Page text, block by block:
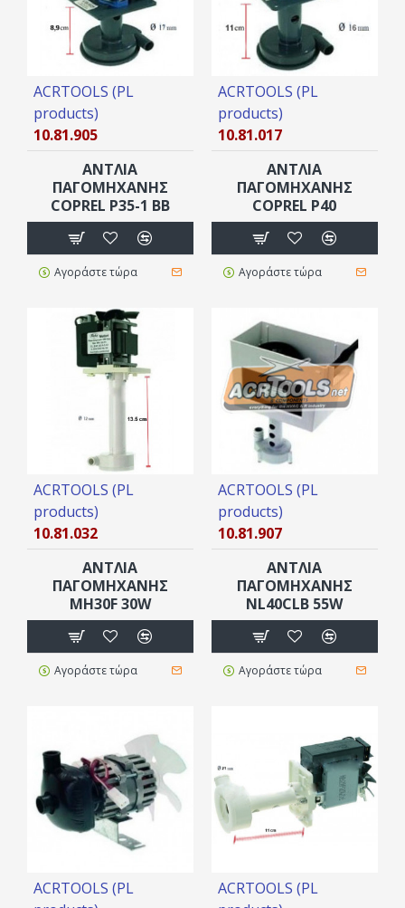
ACRTOOLS (PL
products)
10.81.905
ΑΝΤΛΙΑ
ΠΑΓΟΜΗΧΑΝΗΣ
COPREL Ρ35-1 ΒΒ
Αγοράστε τώρα
ACRTOOLS (PL
products)
10.81.017
ΑΝΤΛΙΑ
ΠΑΓΟΜΗΧΑΝΗΣ
COPREL Ρ40
Αγοράστε τώρα
ACRTOOLS (PL
products)
10.81.032
ΑΝΤΛΙΑ
ΠΑΓΟΜΗΧΑΝΗΣ
MH30F 30W
Αγοράστε τώρα
ACRTOOLS (PL
products)
10.81.907
ΑΝΤΛΙΑ
ΠΑΓΟΜΗΧΑΝΗΣ
NL40CLB 55W
Αγοράστε τώρα
ACRTOOLS (PL
ACRTOOLS (PL